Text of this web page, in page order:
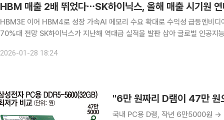
HBM 매출 2배 뛰었다⋯SK하이닉스, 올해 매출 시기원
HBM3E 이어 HBM4로 성장 가속AI 메모리 수요 확대로 수익성 급등엔비디
70%대 전망 SK하이닉스가 지난해 역대급 실적을 발판 삼아 글로벌 인공지능(AI) 메모리 패권 굳히기에 돌입한다. 6세대 고대역폭메모리
2026-01-28 18:24
"6만 원짜리 D램이 47만
국내 PC용 D램, 작년 6만5000원 →